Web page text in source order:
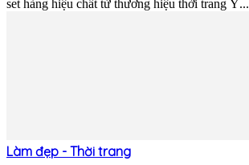
set hàng hiệu chất từ thương hiệu thời trang Ý...
Làm đẹp - Thời trang